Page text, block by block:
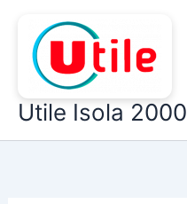
contenu
Utile Isola 2000